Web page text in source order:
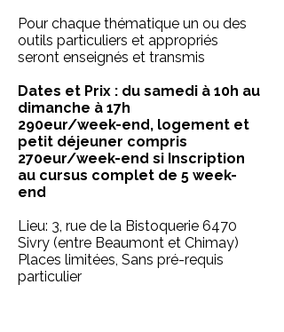
Pour chaque thématique un ou des
outils particuliers et appropriés
seront enseignés et transmis
Dates et Prix : du samedi à 10h au
dimanche à 17h
290eur/week-end, logement et
petit déjeuner compris
270eur/week-end si Inscription
au cursus complet de 5 week-
end​
Lieu: 3, rue de la Bistoquerie 6470
Sivry (entre Beaumont et Chimay)
Places limitées, Sans pré-requis
particulier